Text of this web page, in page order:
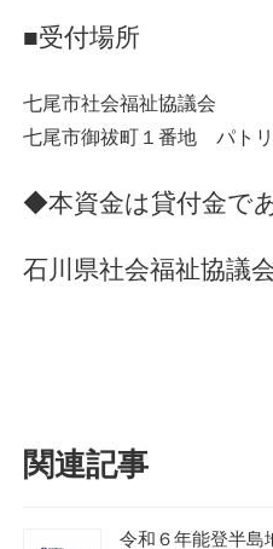
■受付場所
七尾市社会福祉協議会
七尾市御祓町１番地 パト
◆本資金は貸付金で
石川県社会福祉協議
関連記事
令和６年能登半島